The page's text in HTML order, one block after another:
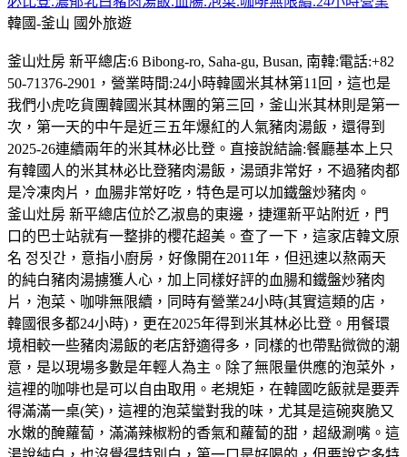
韓國-釜山 國外旅遊
釜山灶房 新平總店:6 Bibong-ro, Saha-gu, Busan, 南韓:電話:+82
50-71376-2901，營業時間:24小時韓國米其林第11回，這也是
我們小虎吃貨團韓國米其林團的第三回，釜山米其林則是第一
次，第一天的中午是近三五年爆紅的人氣豬肉湯飯，還得到
2025-26連續兩年的米其林必比登。直接說結論:餐廳基本上只
有韓國人的米其林必比登豬肉湯飯，湯頭非常好，不過豬肉都
是冷凍肉片，血腸非常好吃，特色是可以加鐵盤炒豬肉。
釜山灶房 新平總店位於乙淑島的東邊，捷運新平站附近，門
口的巴士站就有一整排的櫻花超美。查了一下，這家店韓文原
名 정짓간，意指小廚房，好像開在2011年，但迅速以熬兩天
的純白豬肉湯擄獲人心，加上同樣好評的血腸和鐵盤炒豬肉
片，泡菜、咖啡無限續，同時有營業24小時(其實這類的店，
韓國很多都24小時)，更在2025年得到米其林必比登。用餐環
境相較一些豬肉湯飯的老店舒適得多，同樣的也帶點微微的潮
意，是以現場多數是年輕人為主。除了無限量供應的泡菜外，
這裡的咖啡也是可以自由取用。老規矩，在韓國吃飯就是要弄
得滿滿一桌(笑)，這裡的泡菜蠻對我的味，尤其是這碗爽脆又
水嫩的醃蘿蔔，滿滿辣椒粉的香氣和蘿蔔的甜，超級涮嘴。這